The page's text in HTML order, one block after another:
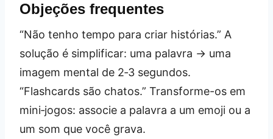
Objeções frequentes
“Não tenho tempo para criar histórias.” A
solução é simplificar: uma palavra → uma
imagem mental de 2‑3 segundos.
“Flashcards são chatos.” Transforme-os em
mini‑jogos: associe a palavra a um emoji ou a
um som que você grava.